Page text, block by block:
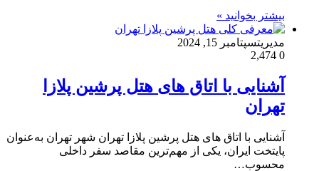
بیشتر بخوانید »
مدیریتسپتامبر 15, 2024
0
آشنایی با اتاق های هتل پرشین پلازا
تهران
آشنایی با اتاق های هتل پرشین پلازا تهران شهر تهران به‌عنوان
پایتخت ایران، یکی از مهم‌ترین مقاصد سفر داخلی
محسوب…